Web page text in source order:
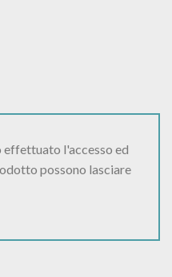
effettuato l'accesso ed
possono lasciare